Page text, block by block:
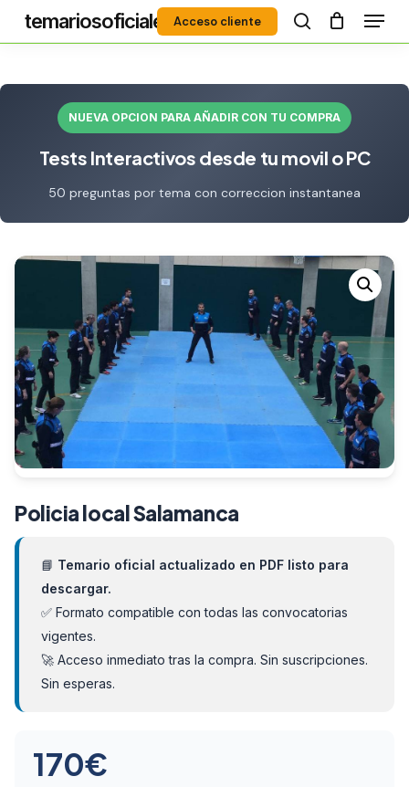
content
temariosoficiales
Acceso cliente
search
Menú
NUEVA OPCION PARA AÑADIR CON TU COMPRA
Tests Interactivos desde tu movil o PC
50 preguntas por tema con correccion instantanea
Policia local Salamanca
📘 Temario oficial actualizado en PDF listo para
descargar.
✅ Formato compatible con todas las convocatorias
vigentes.
🚀 Acceso inmediato tras la compra. Sin suscripciones.
Sin esperas.
170€